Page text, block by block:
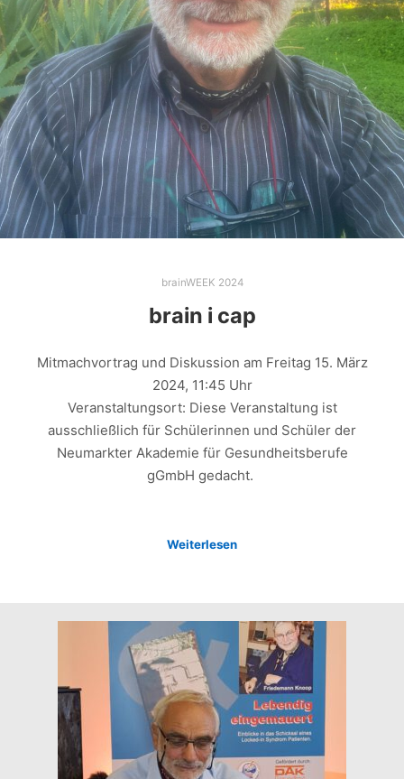
brainWEEK 2024
brain i cap
Mitmachvortrag und Diskussion am Freitag 15. März
2024, 11:45 Uhr
Veranstaltungsort: Diese Veranstaltung ist
ausschließlich für Schülerinnen und Schüler der
Neumarkter Akademie für Gesundheitsberufe
gGmbH gedacht.
Weiterlesen